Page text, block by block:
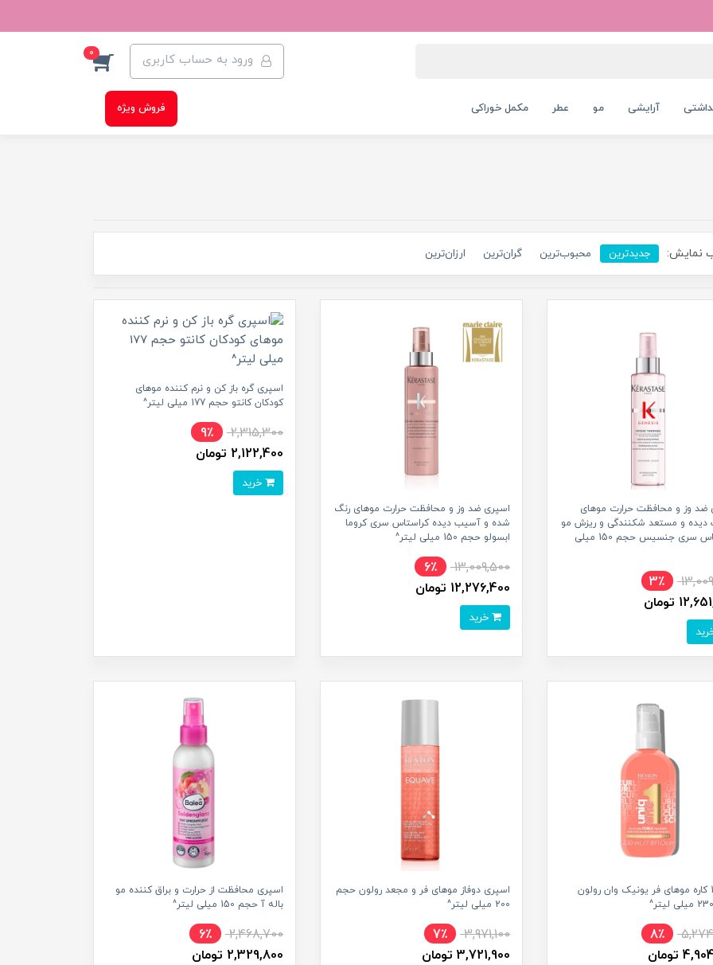
ورود به حساب کاربری 0
آرایشی مو عطر مکمل خوراکی فروش ویژه
نمایش: جدیدترین محبوب‌ترین گران‌ترین ارزان‌ترین
ضد وز و محافظت حرارت موهای
و مستعد شکنندگی و ریزش مو
کراستاس سری جنسیس حجم 150 میلی
3٪
تومان
اسپری ضد وز و محافظت حرارت موهای رنگ
شده و آسیب دیده کراستاس سری کروما
ابسولو حجم 150 میلی لیتر^
13,009,500
6٪
12,276,400 تومان
خرید
اسپری گره باز کن و نرم کننده موهای
کودکان کانتو حجم 177 میلی لیتر^
2,315,300
9٪
2,122,400 تومان
خرید
بالم 10 کاره موهای فر یونیک وان رولون
8٪
تومان
اسپری دوفاز موهای فر و مجعد رولون حجم
200 میلی لیتر^
3,971,100
7٪
3,721,900 تومان
اسپری محافظت از حرارت و براق کننده مو
باله آ حجم 150 میلی لیتر^
2,468,700
6٪
2,329,800 تومان